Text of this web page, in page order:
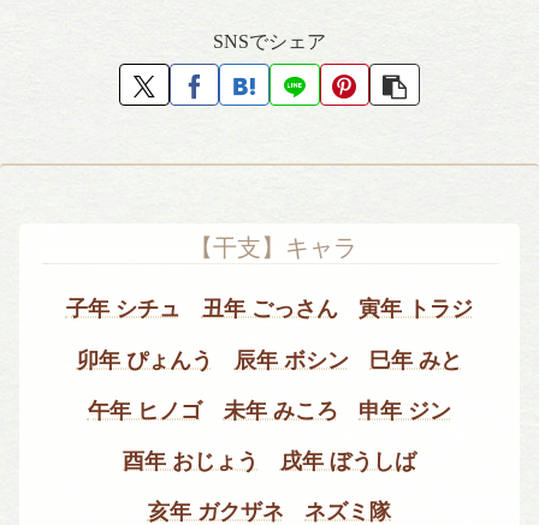
SNSでシェア
【干支】キャラ
子年 シチュ 丑年 ごっさん 寅年 トラジ
卯年 ぴょんう 辰年 ボシン 巳年 みと
午年 ヒノゴ 未年 みころ 申年 ジン
酉年 おじょう 戌年 ぼうしば
亥年 ガクザネ ネズミ隊